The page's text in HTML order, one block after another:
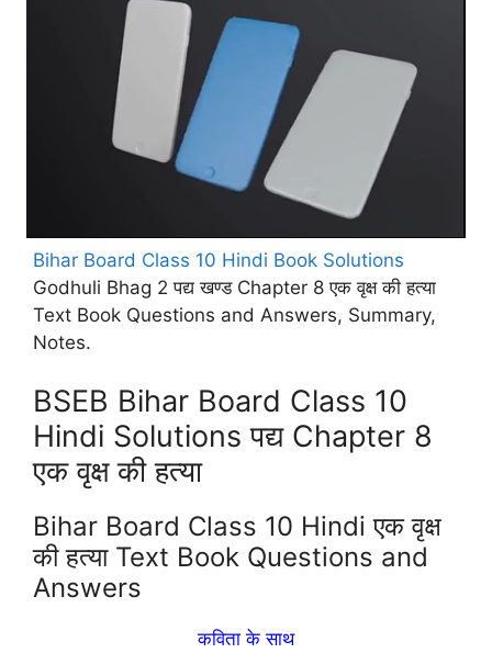
Bihar Board Class 10 Hindi Book Solutions
Godhuli Bhag 2 पद्य खण्ड Chapter 8 एक वृक्ष की हत्या
Text Book Questions and Answers, Summary,
Notes.
BSEB Bihar Board Class 10
Hindi Solutions पद्य Chapter 8
एक वृक्ष की हत्या
Bihar Board Class 10 Hindi एक वृक्ष
की हत्या Text Book Questions and
Answers
कविता के साथ